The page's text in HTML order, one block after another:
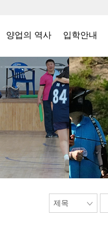
양업의 역사 입학안내